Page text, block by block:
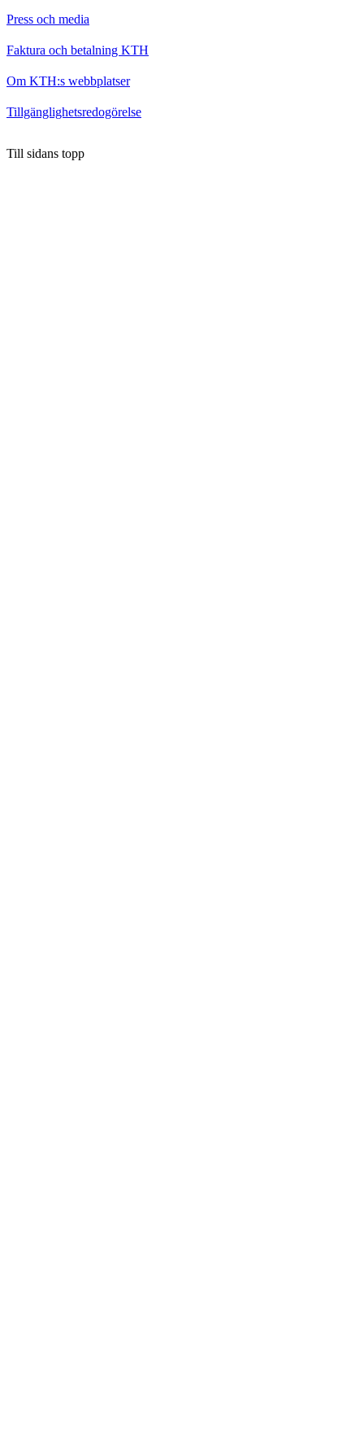
Press och media
Faktura och betalning KTH
Om KTH:s webbplatser
Tillgänglighetsredogörelse
Till sidans topp